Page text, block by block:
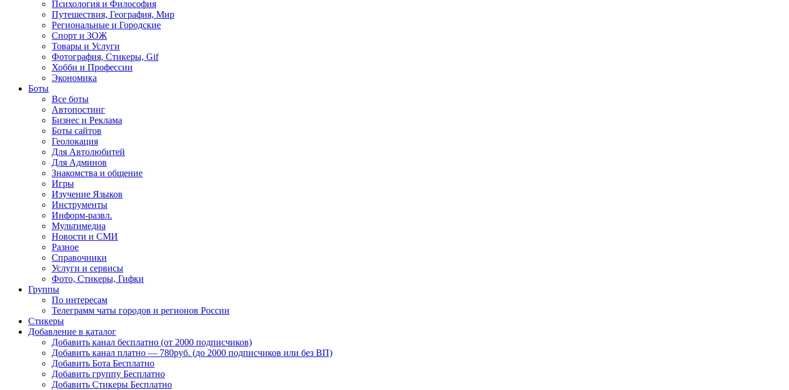
Психология и Философия
Путешествия, География, Мир
Региональные и Городские
Спорт и ЗОЖ
Товары и Услуги
Фотография, Стикеры, Gif
Хобби и Профессии
Экономика
Боты
Все боты
Автопостинг
Бизнес и Реклама
Боты сайтов
Геолокация
Для Автолюбитей
Для Админов
Знакомства и общение
Игры
Изучение Языков
Инструменты
Информ-развл.
Мультимедиа
Новости и СМИ
Разное
Справочники
Услуги и сервисы
Фото, Стикеры, Гифки
Группы
По интересам
Телеграмм чаты городов и регионов России
Стикеры
Добавление в каталог
Добавить канал бесплатно (от 2000 подписчиков)
Добавить канал платно — 780руб. (до 2000 подписчиков или без ВП)
Добавить Бота Бесплатно
Добавить группу Бесплатно
Добавить Стикеры Бесплатно